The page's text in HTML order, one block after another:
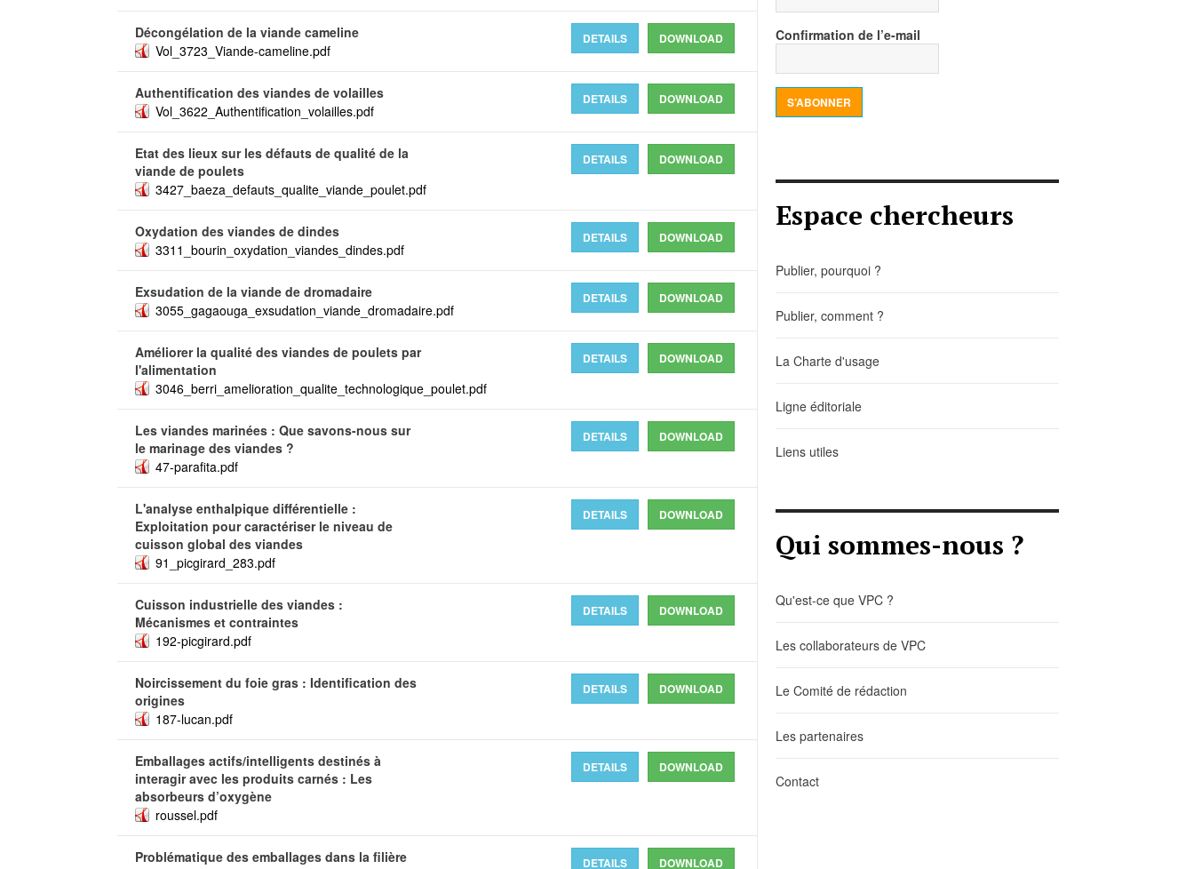
Décongélation de la viande cameline
Vol_3723_Viande-cameline.pdf
DOWNLOAD
DETAILS
Authentification des viandes de volailles
Vol_3622_Authentification_volailles.pdf
DOWNLOAD
DETAILS
Etat des lieux sur les défauts de qualité de la
viande de poulets
3427_baeza_defauts_qualite_viande_poulet.pdf
DOWNLOAD
DETAILS
Oxydation des viandes de dindes
3311_bourin_oxydation_viandes_dindes.pdf
DOWNLOAD
DETAILS
Exsudation de la viande de dromadaire
3055_gagaouga_exsudation_viande_dromadaire.pdf
DOWNLOAD
DETAILS
Améliorer la qualité des viandes de poulets par
l'alimentation
3046_berri_amelioration_qualite_technologique_poulet.pdf
DOWNLOAD
DETAILS
Les viandes marinées : Que savons-nous sur
le marinage des viandes ?
47-parafita.pdf
DOWNLOAD
DETAILS
L'analyse enthalpique différentielle :
Exploitation pour caractériser le niveau de
cuisson global des viandes
91_picgirard_283.pdf
DOWNLOAD
DETAILS
Cuisson industrielle des viandes :
Mécanismes et contraintes
192-picgirard.pdf
DOWNLOAD
DETAILS
Noircissement du foie gras : Identification des
origines
187-lucan.pdf
DOWNLOAD
DETAILS
Emballages actifs/intelligents destinés à
interagir avec les produits carnés : Les
absorbeurs d’oxygène
roussel.pdf
DOWNLOAD
DETAILS
Problématique des emballages dans la filière
DOWNLOAD
DETAILS
Confirmation de l’e-mail
S’ABONNER
Espace chercheurs
Publier, pourquoi ?
Publier, comment ?
La Charte d'usage
Ligne éditoriale
Liens utiles
Qui sommes-nous ?
Qu'est-ce que VPC ?
Les collaborateurs de VPC
Le Comité de rédaction
Les partenaires
Contact